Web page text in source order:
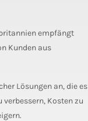
empfängt
Kunden aus
Lösungen an, die es
Kosten zu